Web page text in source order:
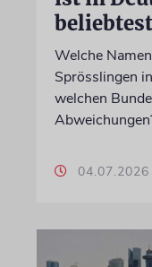
Welche
Sprösslingen
welchen
04.07.2026